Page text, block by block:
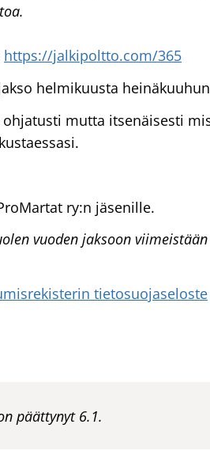
https://jalkipoltto.com/365
helmikuusta
mutta itsenäisesti
ry:n jäsenille.
vuoden jaksoon
tietosuojaseloste
päättynyt 6.1.